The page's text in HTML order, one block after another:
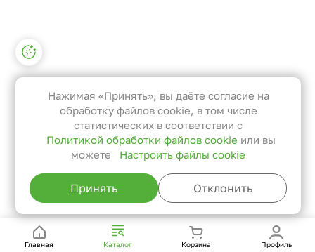
Главная Каталог Корзина Профиль
Настройки файлов cookie
Функциональные
Эти файлы необходимы для
функционирования сайта и не
могут быть отключены в наших
системах. Вы можете настроить
браузер так, чтобы он блокировал
их или уведомлял вас об их
использовании, но в таком случае
сайта не будут работать.
Нажимая «Принять», вы даёте согласие на
обработку файлов cookie, в том числе
статистических в соответствии с
Политикой обработки файлов cookie или вы
можете
Настроить файлы cookie
Принять Отклонить